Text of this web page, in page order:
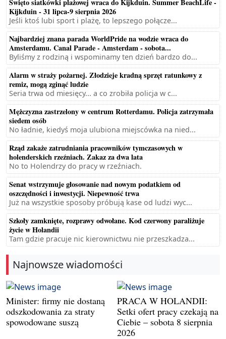
Święto siatkówki plażowej wraca do Kijkduin. Summer BeachLife -
Kijkduin - 31 lipca-9 sierpnia 2026
Jeśli ktoś lubi sport i plażę, to lepszego połącze...
Najbardziej znana parada WorldPride na wodzie wraca do
Amsterdamu. Canal Parade - Amsterdam - sobota...
Byliśmy z rodziną i wspominamy ten dzień bardzo do...
Alarm w straży pożarnej. Złodzieje kradną sprzęt ratunkowy z
remiz, mogą zginąć ludzie
Seria trwa od miesięcy... a co zrobiła policja w c...
Mężczyzna zastrzelony w centrum Rotterdamu. Policja zatrzymała
siedem osób
No ładnie, kiedyś moja ulubiona miejscówka na nied...
Rząd zakaże zatrudniania pracowników tymczasowych w
holenderskich rzeźniach. Zakaz za dwa lata
No to Holendrzy do pracy w rzeźniach.
Senat wstrzymuje głosowanie nad nowym podatkiem od
oszczędności i inwestycji. Niepewność trwa
Już na wszystkie sposoby próbują kase od ludzi wyc...
Szkoły zamknięte, rozprawy odwołane. Kod czerwony paraliżuje
życie w Holandii
Tam gdzie pracuje nic kierownictwu nie przeszkadza...
Najnowsze wiadomości
Minister: firmy nie dostaną
odszkodowania za straty
spowodowane suszą
PRACA W HOLANDII:
Setki ofert pracy czekają na
Ciebie – sobota 8 sierpnia
2026